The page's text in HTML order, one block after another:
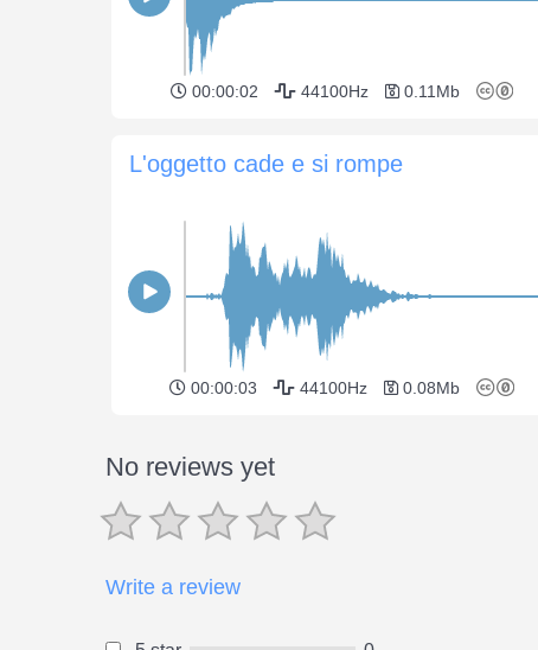
00:00:02 44100Hz 0.11Mb
L'oggetto cade e si rompe
00:00:03 44100Hz 0.08Mb
No reviews yet
Write a review